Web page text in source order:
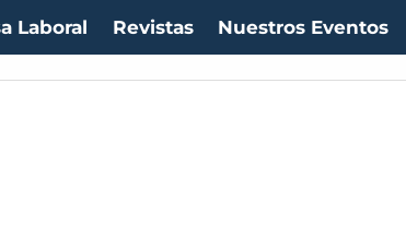
Laboral Revistas Nuestros Eventos